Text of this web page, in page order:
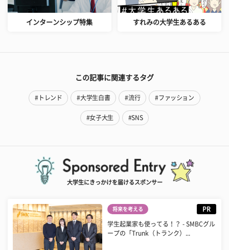
インターンシップ特集 すれみの大学生あるある
この記事に関連するタグ
#トレンド #大学生白書 #流行 #ファッション
#女子大生 #SNS
大学生にきっかけを届けるスポンサー
将来を考える PR
学生起業家も使ってる！？ - SMBCグル
ープの「Trunk（トランク）...